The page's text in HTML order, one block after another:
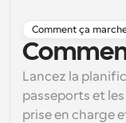
Flux de travail
Automatiser
Blog
Restez à jour
jour
Comment ça
Lancez la
passeports et
prise en charge